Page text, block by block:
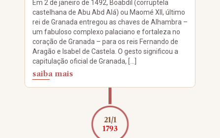
Em 2 de janeiro de 1492, Boabdil (corruptela
castelhana de Abu Abd Alá) ou Maomé XII, último
rei de Granada entregou as chaves de Alhambra –
um fabuloso complexo palaciano e fortaleza no
coração de Granada – para os reis Fernando de
Aragão e Isabel de Castela. O gesto significou a
capitulação oficial de Granada, […]
saiba mais
21/1
1793